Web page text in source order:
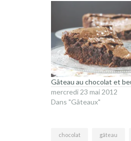
Gâteau au chocolat et
mercredi 23 mai 2012
Dans "Gâteaux"
chocolat gâteau